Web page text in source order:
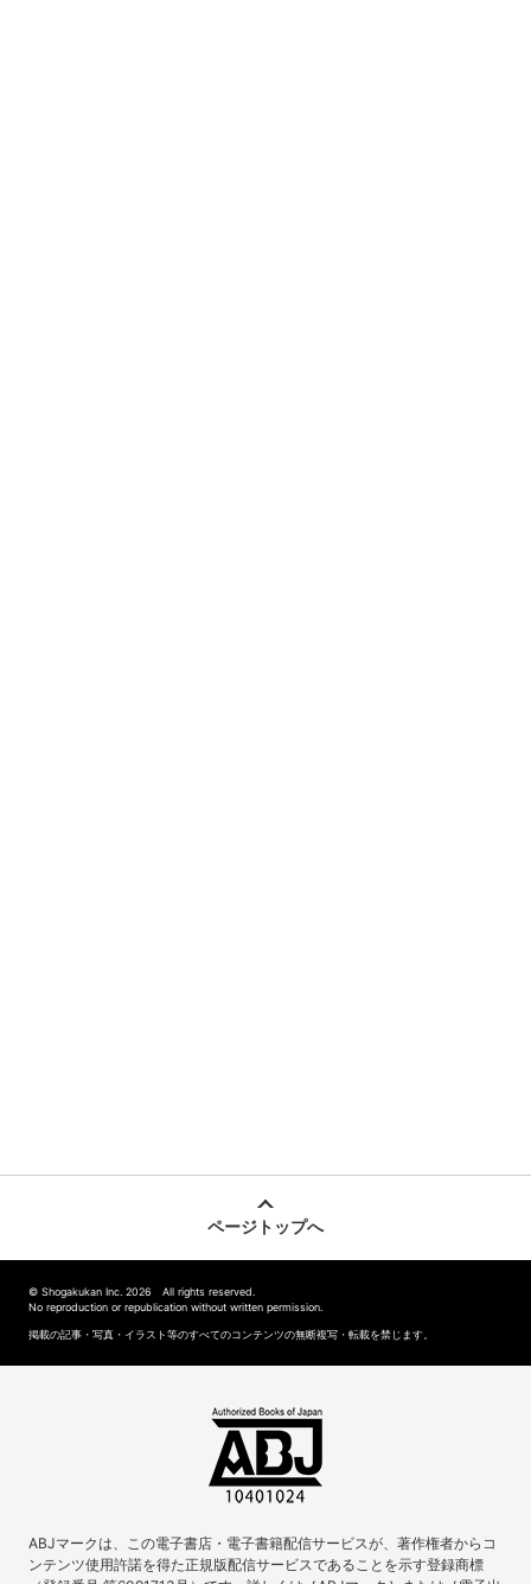
ページトップへ
© Shogakukan Inc. 2026 All rights reserved.
No reproduction or republication without written permission.
掲載の記事・写真・イラスト等のすべてのコンテンツの無断複写・転載を禁じます。
ABJマークは、この電子書店・電子書籍配信サービスが、著作権者からコ
ンテンツ使用許諾を得た正規版配信サービスであることを示す登録商標